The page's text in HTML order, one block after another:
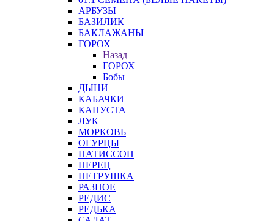
АРБУЗЫ
БАЗИЛИК
БАКЛАЖАНЫ
ГОРОХ
Назад
ГОРОХ
Бобы
ДЫНИ
КАБАЧКИ
КАПУСТА
ЛУК
МОРКОВЬ
ОГУРЦЫ
ПАТИССОН
ПЕРЕЦ
ПЕТРУШКА
РАЗНОЕ
РЕДИС
РЕДЬКА